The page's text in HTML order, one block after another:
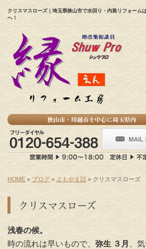
クリスマスローズ｜埼玉県狭山市で水回り・内装リフォーム
へ！
HOME »ブログ » よもやま話 » クリスマスローズ
クリスマスローズ
浅春の候。
時の流れは早いもので、 弥生 ３月、